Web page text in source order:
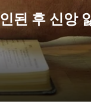
된 후 신앙